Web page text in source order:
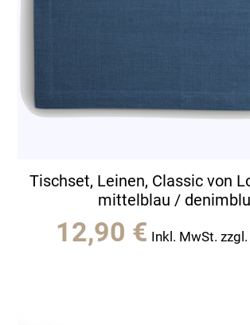
Tischset, Leinen, Classic von
mittelblau /
12,90 € Inkl. MwSt.